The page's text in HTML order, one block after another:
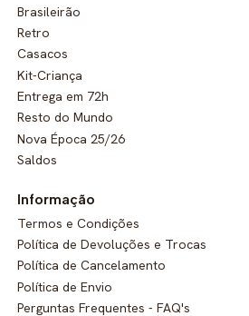
Brasileirão
Retro
Casacos
Kit-Criança
Entrega em 72h
Resto do Mundo
Nova Época 25/26
Saldos
Informação
Termos e Condições
Política de Devoluções e Trocas
Política de Cancelamento
Política de Envio
Perguntas Frequentes - FAQ's